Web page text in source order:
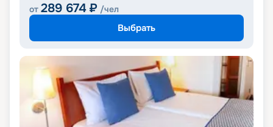
от 289 674 ₽ /чел
Выбрать